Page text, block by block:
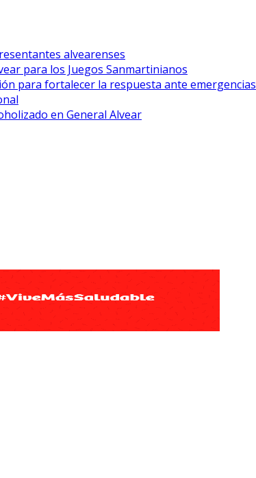
alvearenses
para los Juegos Sanmartinianos
para fortalecer la respuesta ante emergencias
en General Alvear